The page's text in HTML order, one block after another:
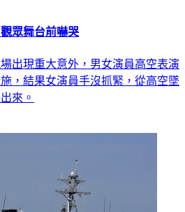
眾舞台前嚇哭
出現重大意外，男女演員高空表演
，結果女演員手沒抓緊，從高空墜
來。